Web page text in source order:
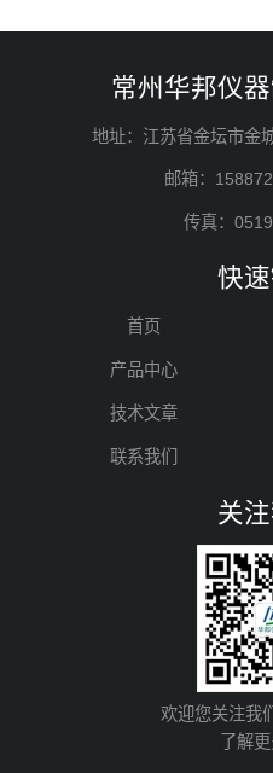
常州华邦仪
地址：江苏省金坛市金
邮箱：
传真：
快
首页
产品中心
技术文章
联系我们
关注
欢迎您关注我
了解